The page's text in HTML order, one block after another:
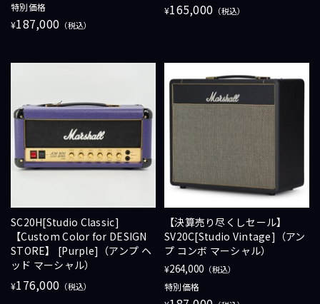
特別価格
¥187,000 （税込）
¥165,000 （税込）
SC20H[Studio Classic]
【Custom Color for DESIGN
STORE】 [Purple]（アンプ ヘ
ッド マーシャル）
¥176,000 （税込）
【決算売り尽くしセール】
SV20C[Studio Vintage]（アン
プ コンボ マーシャル）
¥264,000 （税込）
特別価格